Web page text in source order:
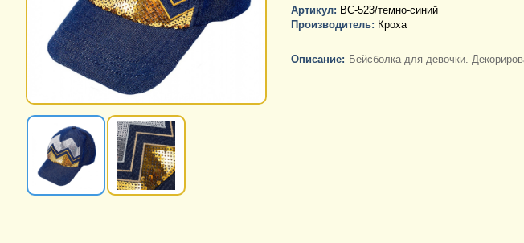
Артикул: BC-523/темно-синий
Производитель: Кроха
Описание: Бейсболка для девочки.